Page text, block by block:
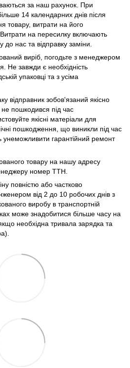
за наш рахунок. При
14 календарних днів після
товару, витрати на його
на пересилку включають
до нас та відправку заміни.
виріб, погодьте з менеджером
Не завжди є необхідність
упаковці та з усіма
відправник зобов'язаний якісно
пошкодився під час
якісні матеріали для
пошкодження, що виникли під час
унеможливити гарантійний ремонт
товару на нашу адресу
номер ТТН.
повністю або частково
від 2 до 10 робочих днів з
виробу в транспортній
може знадобитися більше часу на
необхідна тривала зарядка та